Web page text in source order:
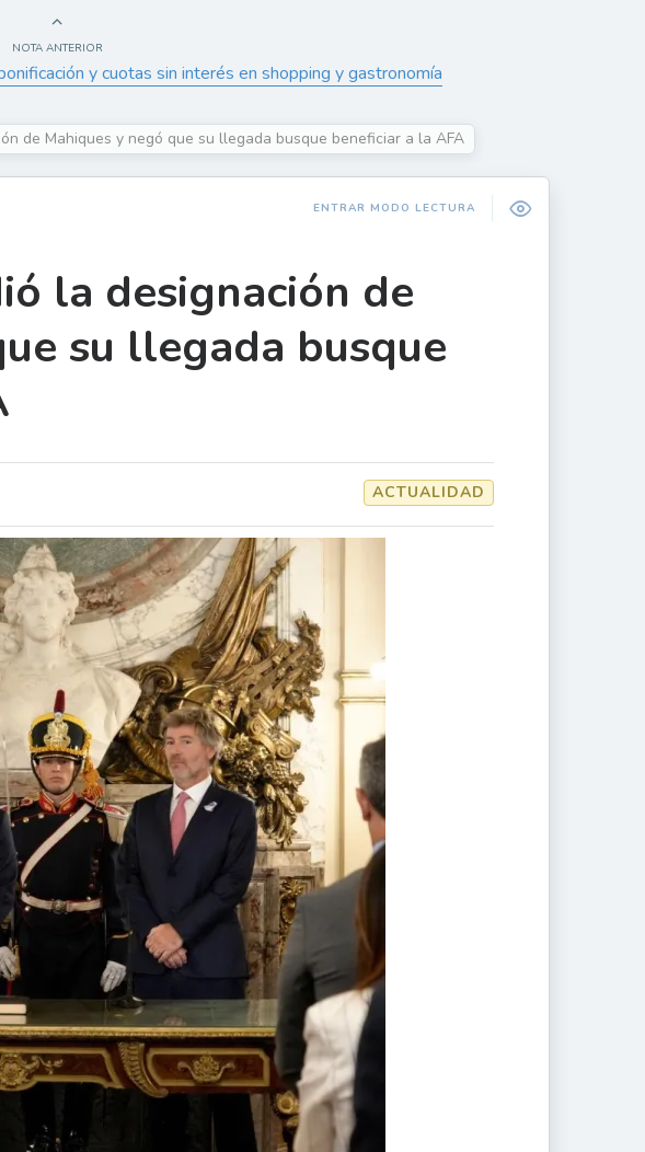
NOTA ANTERIOR
y cuotas sin interés en shopping y gastronomía
de Mahiques y negó que su llegada busque beneficiar a la AFA
ENTRAR MODO LECTURA
la designación de
su llegada busque
ACTUALIDAD